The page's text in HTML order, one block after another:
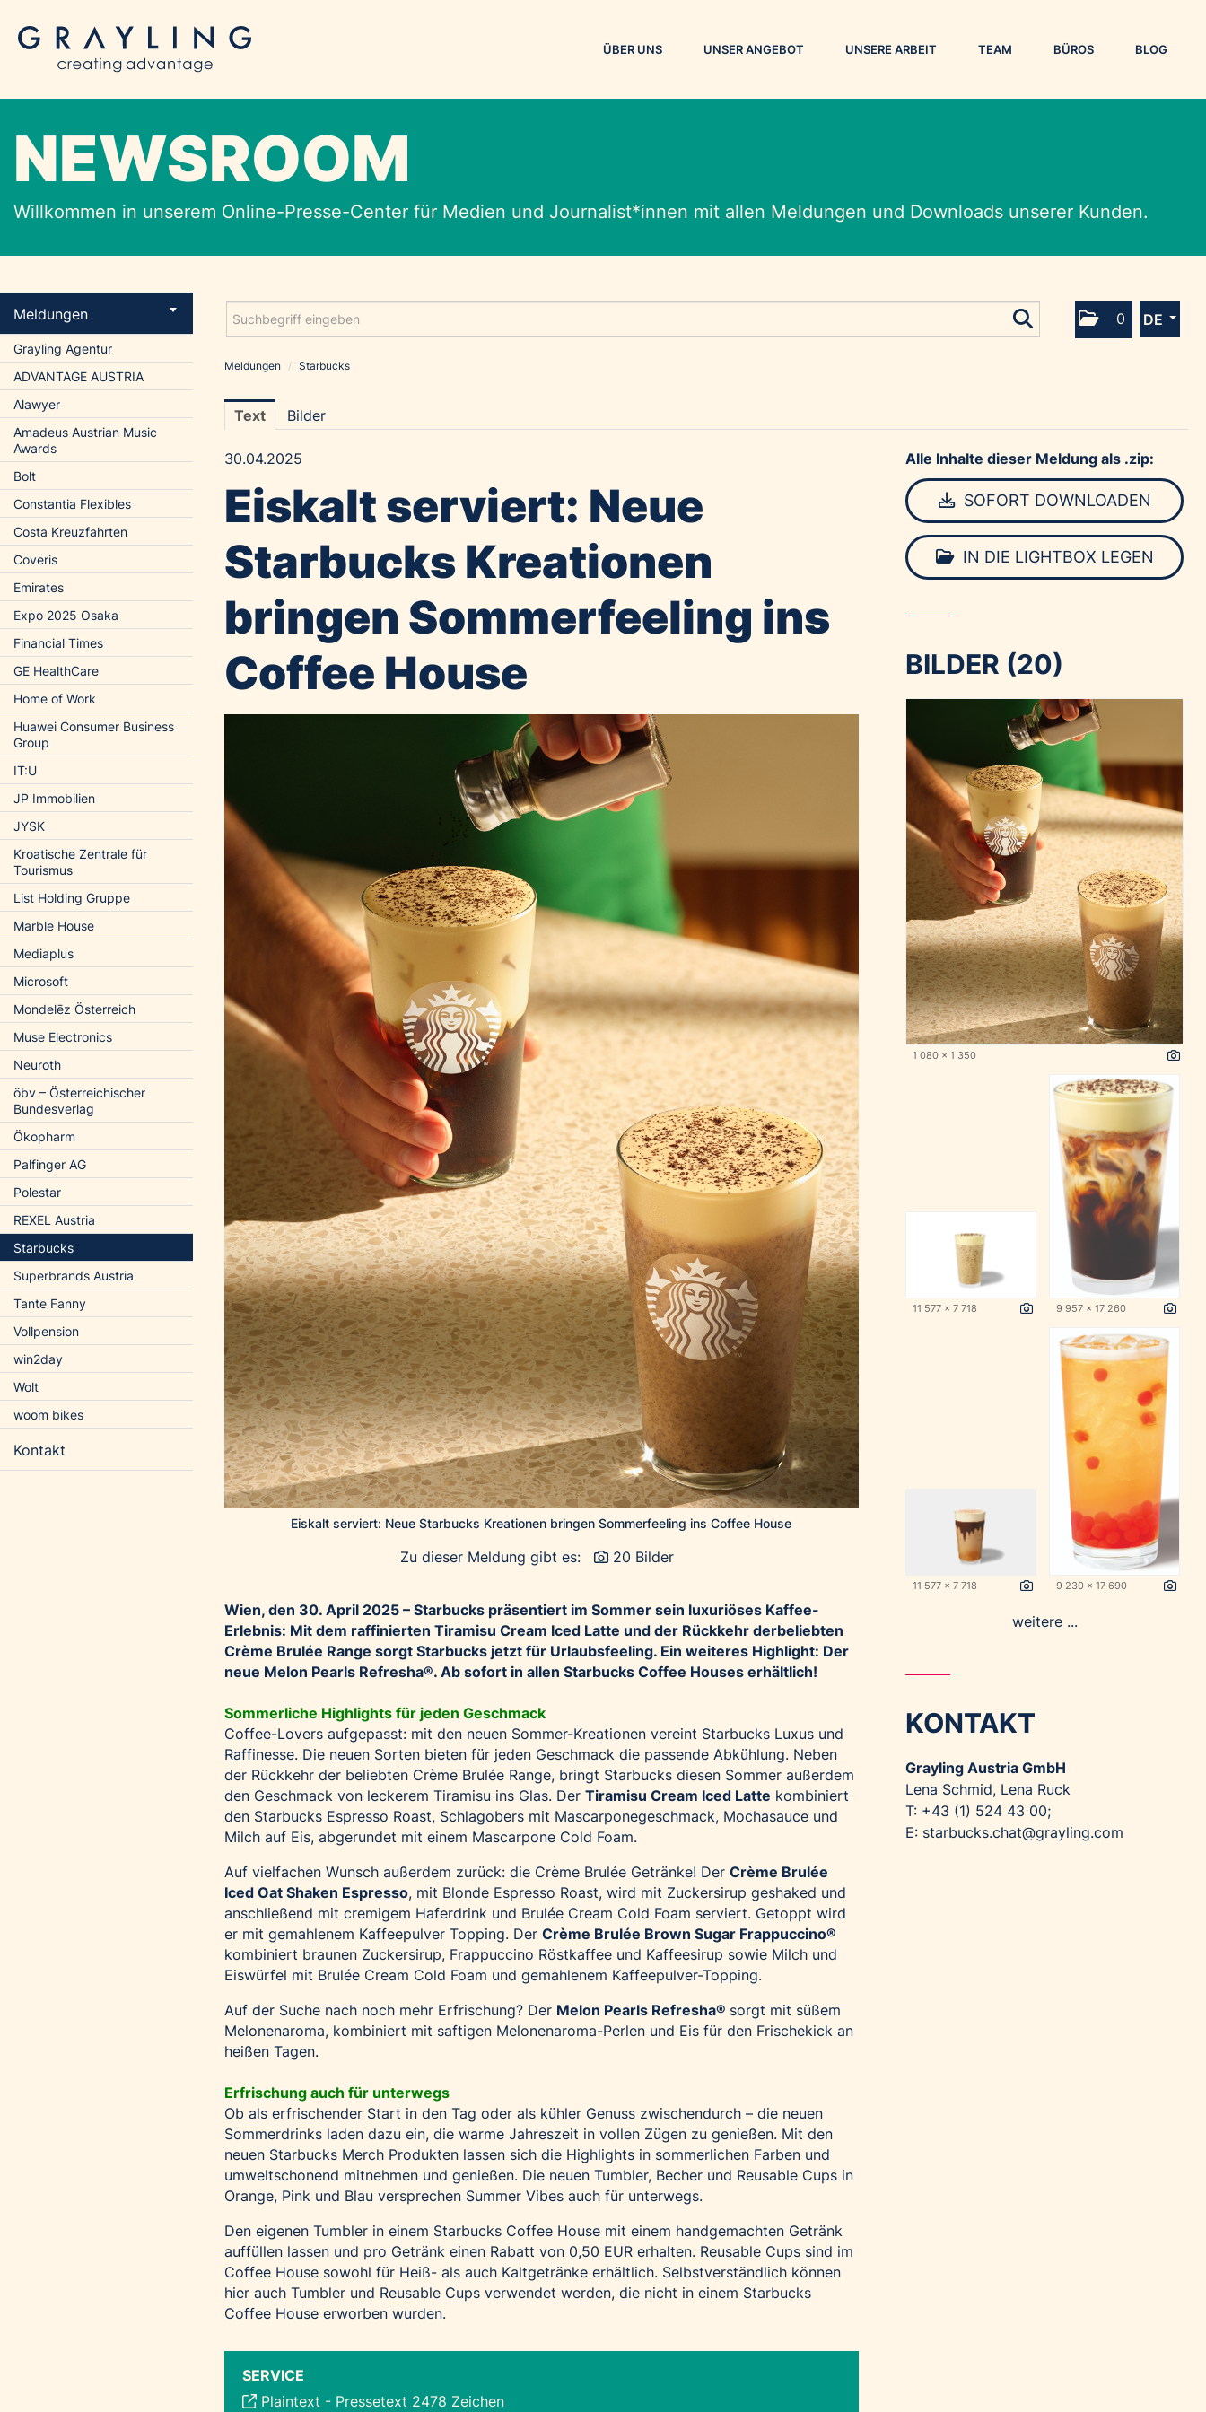
ÜBER UNS UNSER ANGEBOT UNSERE ARBEIT TEAM BÜROS BLOG
NEWSROOM
Willkommen in unserem Online-Presse-Center für Medien und Journalist*innen mit allen Meldungen und Downloads unserer Kunden.
0 DE
Meldungen
Grayling Agentur
ADVANTAGE AUSTRIA
Alawyer
Amadeus Austrian Music
Awards
Bolt
Constantia Flexibles
Costa Kreuzfahrten
Coveris
Emirates
Expo 2025 Osaka
Financial Times
GE HealthCare
Home of Work
Huawei Consumer Business
Group
IT:U
JP Immobilien
JYSK
Kroatische Zentrale für
Tourismus
List Holding Gruppe
Marble House
Mediaplus
Microsoft
Mondelēz Österreich
Muse Electronics
Neuroth
öbv – Österreichischer
Bundesverlag
Ökopharm
Palfinger AG
Polestar
REXEL Austria
Starbucks
Superbrands Austria
Tante Fanny
Vollpension
win2day
Wolt
woom bikes
Kontakt
Meldungen / Starbucks
Text Bilder
30.04.2025
Eiskalt serviert: Neue
Starbucks Kreationen
bringen Sommerfeeling ins
Coffee House
Eiskalt serviert: Neue Starbucks Kreationen bringen Sommerfeeling ins Coffee House
Zu dieser Meldung gibt es: 20 Bilder
Wien, den 30. April 2025 – Starbucks präsentiert im Sommer sein luxuriöses Kaffee-
Erlebnis: Mit dem raffinierten Tiramisu Cream Iced Latte und der Rückkehr derbeliebten
Crème Brulée Range sorgt Starbucks jetzt für Urlaubsfeeling. Ein weiteres Highlight: Der
neue Melon Pearls Refresha®. Ab sofort in allen Starbucks Coffee Houses erhältlich!
Sommerliche Highlights für jeden Geschmack
Coffee-Lovers aufgepasst: mit den neuen Sommer-Kreationen vereint Starbucks Luxus und
Raffinesse. Die neuen Sorten bieten für jeden Geschmack die passende Abkühlung. Neben
der Rückkehr der beliebten Crème Brulée Range, bringt Starbucks diesen Sommer außerdem
den Geschmack von leckerem Tiramisu ins Glas. Der Tiramisu Cream Iced Latte kombiniert
den Starbucks Espresso Roast, Schlagobers mit Mascarponegeschmack, Mochasauce und
Milch auf Eis, abgerundet mit einem Mascarpone Cold Foam.
Auf vielfachen Wunsch außerdem zurück: die Crème Brulée Getränke! Der Crème Brulée
Iced Oat Shaken Espresso, mit Blonde Espresso Roast, wird mit Zuckersirup geshaked und
anschließend mit cremigem Haferdrink und Brulée Cream Cold Foam serviert. Getoppt wird
er mit gemahlenem Kaffeepulver Topping. Der Crème Brulée Brown Sugar Frappuccino®
kombiniert braunen Zuckersirup, Frappuccino Röstkaffee und Kaffeesirup sowie Milch und
Eiswürfel mit Brulée Cream Cold Foam und gemahlenem Kaffeepulver-Topping.
Auf der Suche nach noch mehr Erfrischung? Der Melon Pearls Refresha® sorgt mit süßem
Melonenaroma, kombiniert mit saftigen Melonenaroma-Perlen und Eis für den Frischekick an
heißen Tagen.
Erfrischung auch für unterwegs
Ob als erfrischender Start in den Tag oder als kühler Genuss zwischendurch – die neuen
Sommerdrinks laden dazu ein, die warme Jahreszeit in vollen Zügen zu genießen. Mit den
neuen Starbucks Merch Produkten lassen sich die Highlights in sommerlichen Farben und
umweltschonend mitnehmen und genießen. Die neuen Tumbler, Becher und Reusable Cups in
Orange, Pink und Blau versprechen Summer Vibes auch für unterwegs.
Den eigenen Tumbler in einem Starbucks Coffee House mit einem handgemachten Getränk
auffüllen lassen und pro Getränk einen Rabatt von 0,50 EUR erhalten. Reusable Cups sind im
Coffee House sowohl für Heiß- als auch Kaltgetränke erhältlich. Selbstverständlich können
hier auch Tumbler und Reusable Cups verwendet werden, die nicht in einem Starbucks
Coffee House erworben wurden.
SERVICE
Plaintext - Pressetext 2478 Zeichen
Alle Inhalte dieser Meldung als .zip:
SOFORT DOWNLOADEN
IN DIE LIGHTBOX LEGEN
BILDER (20)
1 080 x 1 350
11 577 x 7 718 9 957 x 17 260
11 577 x 7 718 9 230 x 17 690
weitere ...
KONTAKT
Grayling Austria GmbH
Lena Schmid, Lena Ruck
T: +43 (1) 524 43 00;
E: starbucks.chat@grayling.com